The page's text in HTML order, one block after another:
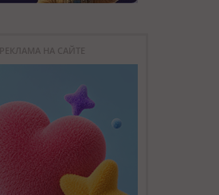
РЕКЛАМА НА САЙТЕ